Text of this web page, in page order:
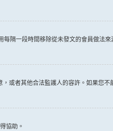
隔一段時間移除從未發文的會員做法
或者其他合法監護人的容許。如果您
協助。